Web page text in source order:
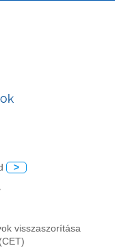
>
visszaszorítása